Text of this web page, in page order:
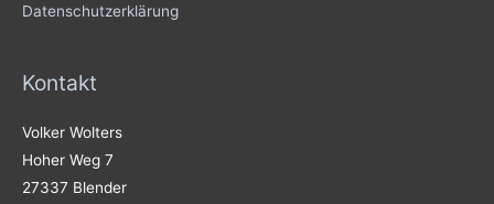
Datenschutzerklärung
Kontakt
Volker Wolters
Hoher Weg 7
27337 Blender